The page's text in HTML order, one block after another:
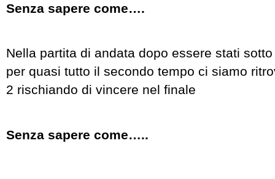
Senza sapere come….
Nella partita di andata dopo essere stati
per quasi tutto il secondo tempo ci siamo
2 rischiando di vincere nel finale
Senza sapere come…..